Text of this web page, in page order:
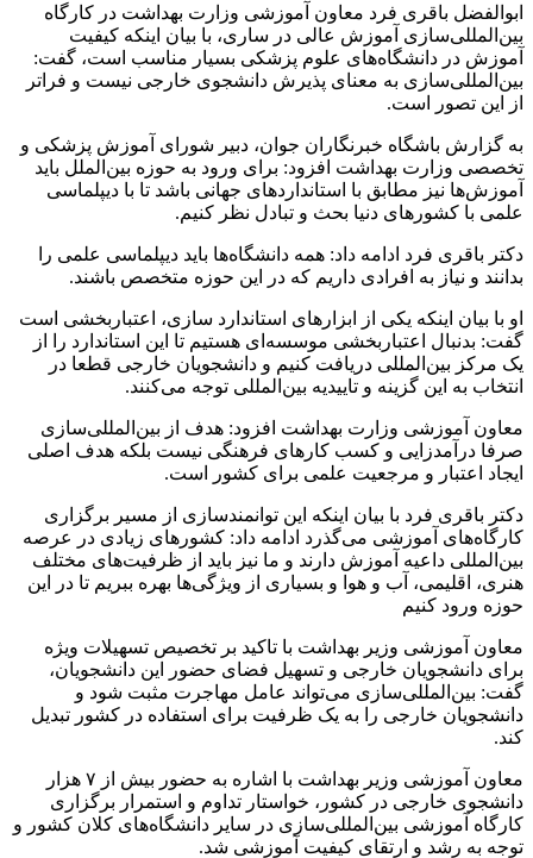
ابوالفضل باقری فرد معاون آموزشی وزارت بهداشت در کارگاه
بین‌المللی‌سازی آموزش عالی در ساری، با بیان اینکه کیفیت
آموزش در دانشگاه‌های علوم پزشکی بسیار مناسب است، گفت:
بین‌المللی‌سازی به معنای پذیرش دانشجوی خارجی نیست و فراتر
از این تصور است.
به گزارش باشگاه خبرنگاران جوان، دبیر شورای آموزش پزشکی و
تخصصی وزارت بهداشت افزود: برای ورود به حوزه بین‌الملل باید
آموزش‌ها نیز مطابق با استانداردهای جهانی باشد تا با دیپلماسی
علمی با کشورهای دنیا بحث و تبادل نظر کنیم.
دکتر باقری فرد ادامه داد: همه دانشگاه‌ها باید دیپلماسی علمی را
بدانند و نیاز به افرادی داریم که در این حوزه متخصص باشند.
او با بیان اینکه یکی از ابزارهای استاندارد سازی، اعتباربخشی است
گفت: بدنبال اعتباربخشی موسسه‌ای هستیم تا این استاندارد را از
یک مرکز بین‌المللی دریافت کنیم و دانشجویان خارجی قطعا در
انتخاب به این گزینه و تاییدیه بین‌المللی توجه می‌کنند.
معاون آموزشی وزارت بهداشت افزود: هدف از بین‌المللی‌سازی
صرفا درآمدزایی و کسب کارهای فرهنگی نیست بلکه هدف اصلی
ایجاد اعتبار و مرجعیت علمی برای کشور است.
دکتر باقری فرد با بیان اینکه این توانمندسازی از مسیر برگزاری
کارگاه‌های آموزشی می‌گذرد ادامه داد: کشورهای زیادی در عرصه
بین‌المللی داعیه آموزش دارند و ما نیز باید از ظرفیت‌های مختلف
هنری، اقلیمی، آب و هوا و بسیاری از ویژگی‌ها بهره ببریم تا در این
حوزه ورود کنیم
معاون آموزشی وزیر بهداشت با تاکید بر تخصیص تسهیلات ویژه
برای دانشجویان خارجی و تسهیل فضای حضور این دانشجویان،
گفت: بین‌المللی‌سازی می‌تواند عامل مهاجرت مثبت شود و
دانشجویان خارجی را به یک ظرفیت برای استفاده در کشور تبدیل
کند.
معاون آموزشی وزیر بهداشت با اشاره به حضور بیش از ۷ هزار
دانشجوی خارجی در کشور، خواستار تداوم و استمرار برگزاری
کارگاه آموزشی بین‌المللی‌سازی در سایر دانشگاه‌های کلان کشور و
توجه به رشد و ارتقای کیفیت آموزشی شد.